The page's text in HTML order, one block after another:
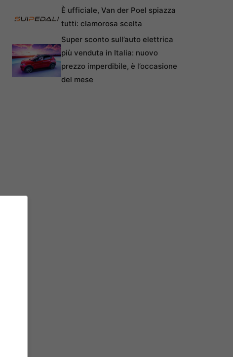
È ufficiale, Van der Poel spiazza
tutti: clamorosa scelta
Super sconto sull’auto elettrica
più venduta in Italia: nuovo
prezzo imperdibile, è l’occasione
del mese